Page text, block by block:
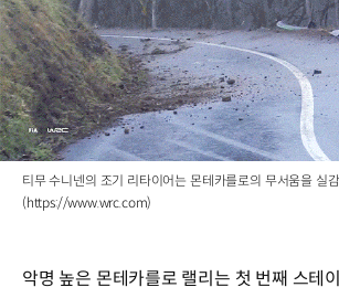
티무 수니넨의 조기 리타이어는 몬테카를로의 무서움을 실
(https://www.wrc.com)
악명 높은 몬테카를로 랠리는 첫 번째 스테